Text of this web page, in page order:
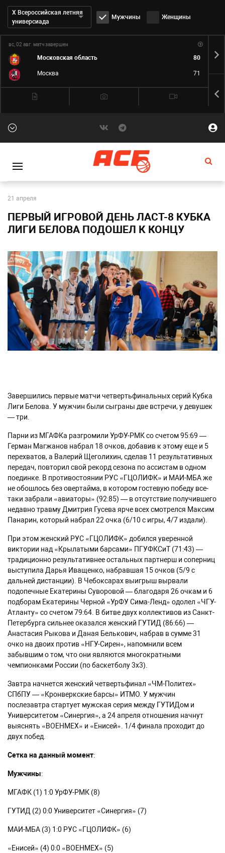
Дивизион:
Х Всероссийская летняя
универсиада
Мужчины Женщины
вс, 02 авг. матч завершен
Московская область 80
Москва 71
21 апреля
ПЕРВЫЙ ИГРОВОЙ ДЕНЬ ЛАСТ-8 КУБКА
ЛИГИ БЕЛОВА ПОДОШЕЛ К КОНЦУ
Завершились первые матчи четвертьфинальных серий Кубка
Лиги Белова. У мужчин были сыграны две встречи, у девушек
— три.
Парни из МГАФКа разгромили УрФУ-РМК со счетом 95:69 —
Герман Магжанов набрал 18 очков, добавив к этому еще и 5
перехватов, а Валерий Щеголихин, сделав 11 результативных
передач, повторил свой рекорд сезона по ассистам в одном
поединке. В противостоянии РУС «ГЦОЛИФК» и МАИ-МБА же
не обошлось без овертайма, в котором гостевую победу все-
таки забрали «авиаторы» (92:85) — в отсутствие получившего
недавно травму Дмитрия Гусева ярче всех смотрелся Максим
Панарин, который набрал 22 очка (6/10 с игры, 4/7 издали).
При этом женский РУС «ГЦОЛИФК» добился уверенной
виктории над «Крылатыми барсами» ПГУФКСиТ (71:43) —
традиционно результативнее остальных партнерш и соперниц
выступила Дарья Иващенко, набравшая 15 очков (5/9 с
дальней дистанции). В Чебоксарах выигрыш вырвали
подопечные Екатерины Суворовой — благодаря 26 очкам и 6
подборам Екатерины Черной «УрФУ Сима-Ленд» одолел «ЧГУ-
Атланту» со счетом 79:64. В битве двух коллективов из Санкт-
Петербурга сильнее оказался женский ГУТИД (86:66) —
Анастасия Рыкова и Даная Белькович, набрав в сумме 31
очко на двоих против «НГУ-Сирен», напомнили всем
забывшим о том, что они являются многократными
чемпионками России (по баскетболу 3х3).
Завтра начнется женский четвертьфинал «ЧМ-Политех»
СПбПУ — «Кронверкские барсы» ИТМО. У мужчин
послезавтра стартует мужская серия между ГУТИДом и
Университетом «Синергия», а 24 апреля отношения начнут
выяснять «ВОЕНМЕХ» и «Енисей». 1/4 финала проходит до
двух побед.
Сетка на данный момент:
Мужчины:
МГАФК (1) 1:0 УрФУ-РМК (8)
ГУТИД (2) 0:0 Университет «Синергия» (7)
МАИ-МБА (3) 1:0 РУС «ГЦОЛИФК» (6)
«Енисей» (4) 0:0 «ВОЕНМЕХ» (5)